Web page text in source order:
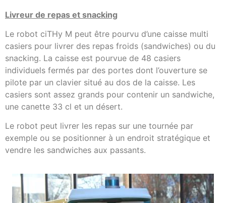
Livreur de repas et snacking
Le robot ciTHy M peut être pourvu d’une caisse multi
casiers pour livrer des repas froids (sandwiches) ou du
snacking. La caisse est pourvue de 48 casiers
individuels fermés par des portes dont l’ouverture se
pilote par un clavier situé au dos de la caisse. Les
casiers sont assez grands pour contenir un sandwiche,
une canette 33 cl et un désert.
Le robot peut livrer les repas sur une tournée par
exemple ou se positionner à un endroit stratégique et
vendre les sandwiches aux passants.